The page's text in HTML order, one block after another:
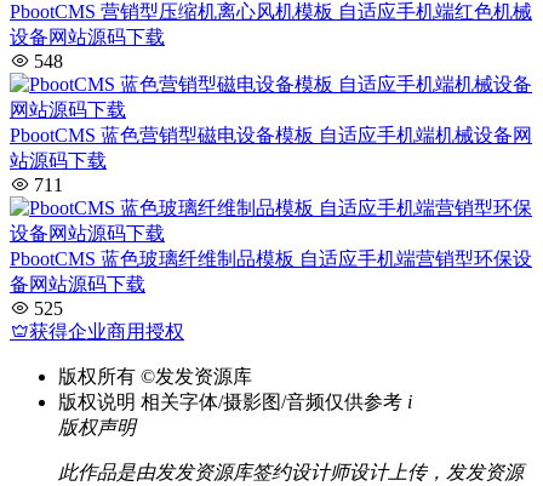
PbootCMS 营销型压缩机离心风机模板 自适应手机端红色机械
设备网站源码下载
548
PbootCMS 蓝色营销型磁电设备模板 自适应手机端机械设备网
站源码下载
711
PbootCMS 蓝色玻璃纤维制品模板 自适应手机端营销型环保设
备网站源码下载
525
获得企业商用授权
版权所有 ©发发资源库
版权说明 相关字体/摄影图/音频仅供参考 i
版权声明
此作品是由发发资源库签约设计师设计上传，发发资源